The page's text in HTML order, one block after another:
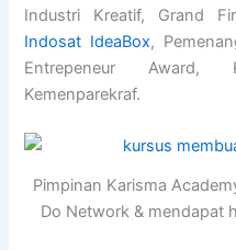
Industri Kreatif, Grand
Indosat IdeaBox,
Entrepeneur Award,
Kemenparekraf.
Pimpinan Karisma
Do Network & mendapat